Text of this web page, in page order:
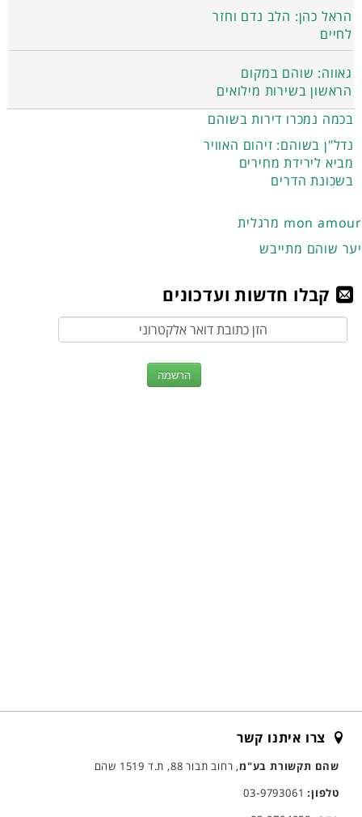
הראל כהן: הלב נדם וחזר
לחיים
גאווה: שוהם במקום
הראשון בשירות מילואים
בכמה נמכרו דירות בשוהם
נדל"ן בשוהם: זיהום האוויר
מביא לירידת מחירים
בשכונת הדרים
מרגלית mon amour
יער שוהם מתייבש
קבלו חדשות ועדכונים
צרו איתנו קשר
שהם תקשורת בע"מ, רחוב תבור 88, ת.ד 1519 שהם
טלפון:03-9793061